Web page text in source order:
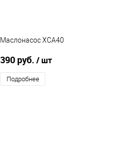
Маслонасос XCA40
390 руб. / шт
Подробнее